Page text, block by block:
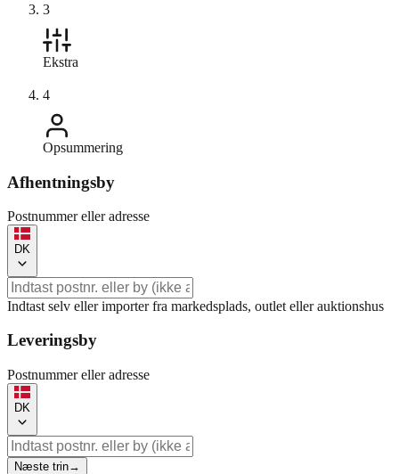
3
Ekstra
4
Opsummering
Afhentningsby
Postnummer eller adresse
DK
Indtast selv eller importer fra markedsplads, outlet eller auktionshus
Leveringsby
Postnummer eller adresse
DK
Næste trin→